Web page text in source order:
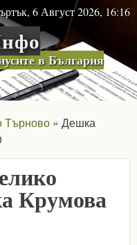
в България
6 Август 2026, 16:16
Търново
Дешка
Крумова